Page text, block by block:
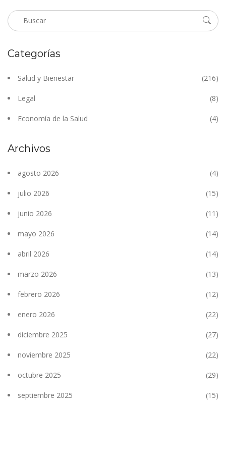
Categorías
Salud y Bienestar (216)
Legal (8)
Economía de la Salud (4)
Archivos
agosto 2026 (4)
julio 2026 (15)
junio 2026 (11)
mayo 2026 (14)
abril 2026 (14)
marzo 2026 (13)
febrero 2026 (12)
enero 2026 (22)
diciembre 2025 (27)
noviembre 2025 (22)
octubre 2025 (29)
septiembre 2025 (15)